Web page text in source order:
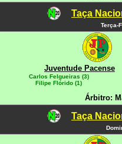
Taça
Terça-
Juventude Pacense
Carlos Felgueiras (3)
Filipe Flórido (1)
Árbitro:
Taça